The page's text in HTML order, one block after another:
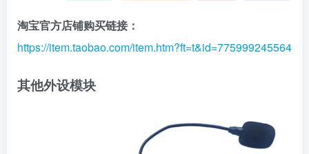
淘宝官方店铺购买链接：
https://item.taobao.com/item.htm?ft=t&id=775999245564
其他外设模块